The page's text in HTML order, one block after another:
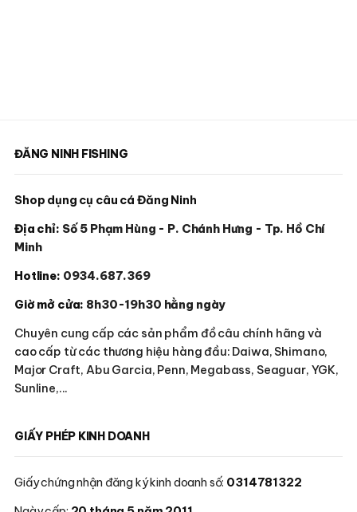
ĐĂNG NINH FISHING
Shop dụng cụ câu cá Đăng Ninh
Địa chỉ: Số 5 Phạm Hùng - P. Chánh Hưng - Tp. Hồ Chí
Minh
Hotline: 0934.687.369
Giờ mở cửa: 8h30-19h30 hằng ngày
Chuyên cung cấp các sản phẩm đồ câu chính hãng và
cao cấp từ các thương hiệu hàng đầu: Daiwa, Shimano,
Major Craft, Abu Garcia, Penn, Megabass, Seaguar, YGK,
Sunline,...
GIẤY PHÉP KINH DOANH
Giấy chứng nhận đăng ký kinh doanh số: 0314781322